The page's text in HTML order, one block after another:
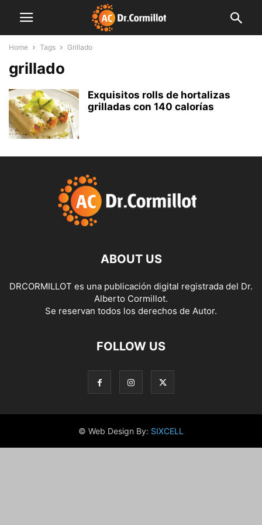
Home Tags Grillado
grillado
Exquisitos rolls de hortalizas
grilladas con 140 calorías
ABOUT US
DRCORMILLOT es una publicación digital registrada del Dr.
Alberto Cormillot.
Se reservan todos los derechos de Autor.
FOLLOW US
© Web Design By: SIXCELL